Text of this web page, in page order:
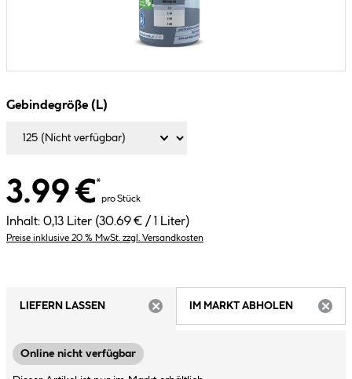
Gebindegröße (L)
3.99 €*
pro Stück
Inhalt: 0,13 Liter (30.69 € / 1 Liter)
Preise inklusive 20 % MwSt. zzgl. Versandkosten
LIEFERN LASSEN
IM MARKT ABHOLEN
Online nicht verfügbar